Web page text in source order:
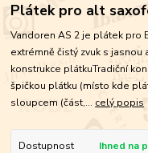
Plátek pro alt
Vandoren AS 2 je plátek pro
extrémně čistý zvuk s
konstrukce plátkuTradiční
špičkou plátku (místo kde
sloupcem (část,... celý popis
Dostupnost Ihned na